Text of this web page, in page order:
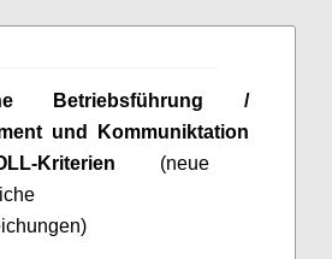
Betriebsführung /
und
Kommuniktation
Kriterien (neue